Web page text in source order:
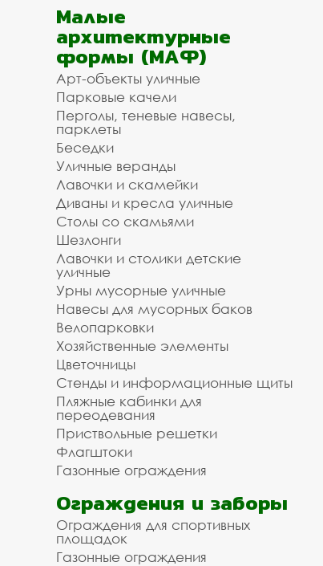
Малые
архитектурные
формы (МАФ)
Арт-объекты уличные
Парковые качели
Перголы, теневые навесы,
парклеты
Беседки
Уличные веранды
Лавочки и скамейки
Диваны и кресла уличные
Столы со скамьями
Шезлонги
Лавочки и столики детские
уличные
Урны мусорные уличные
Навесы для мусорных баков
Велопарковки
Хозяйственные элементы
Цветочницы
Стенды и информационные щиты
Пляжные кабинки для
переодевания
Приствольные решетки
Флагштоки
Газонные ограждения
Ограждения и заборы
Ограждения для спортивных
площадок
Газонные ограждения